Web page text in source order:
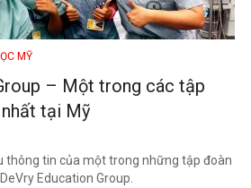
MỸ
– Một trong các tập
tại Mỹ
thông tin của một trong những tập đoàn
Education Group.